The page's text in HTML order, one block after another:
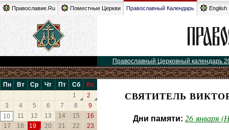
Православие.Ru Поместные Церкви Православный Календарь English
Православный Церковный календарь
Пн Вт Ср Чт Пт Сб
Вс
1
2
3
4 5 6 7 8
9
10
11 12 13 14 15
16
17
18 19 20 21 22
23
СВЯТИТЕЛЬ
Дни памяти: 26 января